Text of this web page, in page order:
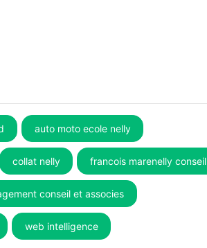
auto moto ecole nelly
collat nelly francois marenelly conseil
conseil et associes
web intelligence